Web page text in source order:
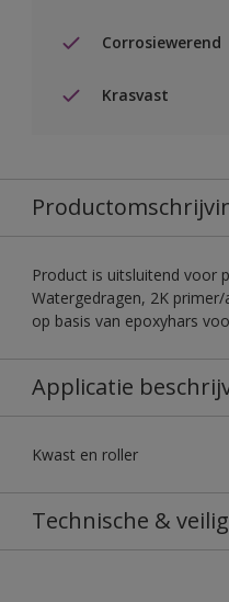
Corrosiewerend
Krasvast
Product is uitsluitend voor
Watergedragen, 2K
op basis van epoxyhars
Applicatie
Kwast en roller
Technische &